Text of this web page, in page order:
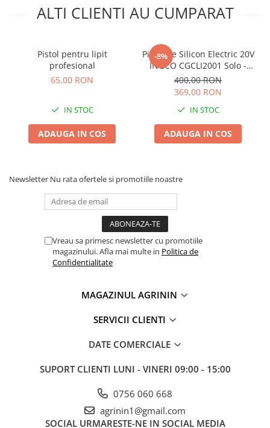
Diverse depozitare
Furtun / banda / tub
Plantator
Plase plante
Pompa de apa curata/murdara
Pompa de stropit
Spray si intretinere
Burghie
ALTI CLIENTI AU CUMPARAT
Pistol pentru lipit
profesional
65,00 RON
IN STOC
ADAUGA IN COS
-8%
Pistol de Silicon Electric 20V
INGCO CGCLI2001 Solo -
Fara Acumulator si
Incarcator
400,00 RON
369,00 RON
IN STOC
ADAUGA IN COS
Newsletter Nu rata ofertele si promotiile noastre
Vreau sa primesc newsletter cu promotiile
magazinului. Afla mai multe in Politica de
Confidentialitate
MAGAZINUL AGRININ
SERVICII CLIENTI
DATE COMERCIALE
SUPORT CLIENTI LUNI - VINERI 09:00 - 15:00
0756 060 668
agrinin1@gmail.com
SOCIAL URMARESTE-NE IN SOCIAL MEDIA